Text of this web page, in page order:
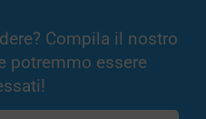
Compila il nostro
potremmo essere